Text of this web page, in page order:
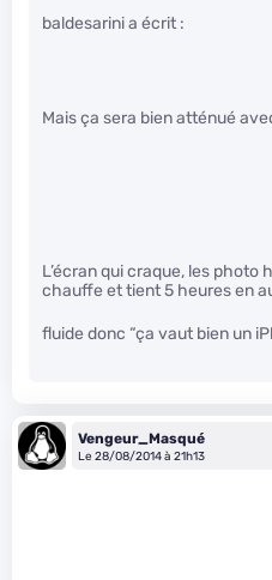
baldesarini a écrit :
Mais ça sera bien atténué
L’écran qui craque, les photo
chauffe et tient 5 heures en
fluide donc “ça vaut bien un
Vengeur_Masqué
Le 28/08/2014 à 21h13